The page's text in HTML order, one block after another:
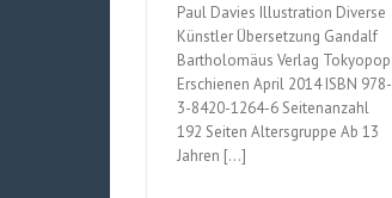
Paul Davies Illustration Diverse
Künstler Übersetzung Gandalf
Bartholomäus Verlag Tokyopop
Erschienen April 2014 ISBN 978-
3-8420-1264-6 Seitenanzahl
192 Seiten Altersgruppe Ab 13
Jahren […]